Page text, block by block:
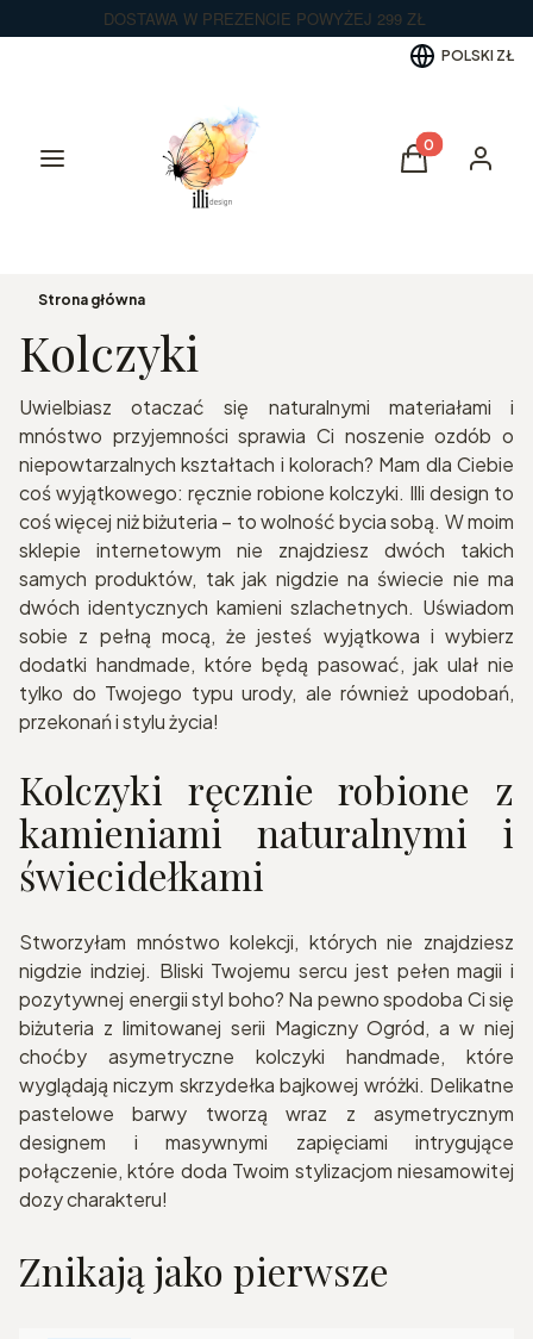
DOSTAWA W PREZENCIE POWYŻEJ 299 ZŁ
POLSKI ZŁ
Menu Produkty w
Koszyk
Strona główna
Kolczyki
Uwielbiasz otaczać się naturalnymi materiałami i
mnóstwo przyjemności sprawia Ci noszenie ozdób o
niepowtarzalnych kształtach i kolorach? Mam dla Ciebie
coś wyjątkowego: ręcznie robione kolczyki. Illi design to
coś więcej niż biżuteria – to wolność bycia sobą. W moim
sklepie internetowym nie znajdziesz dwóch takich
samych produktów, tak jak nigdzie na świecie nie ma
dwóch identycznych kamieni szlachetnych. Uświadom
sobie z pełną mocą, że jesteś wyjątkowa i wybierz
dodatki handmade, które będą pasować, jak ulał nie
tylko do Twojego typu urody, ale również upodobań,
przekonań i stylu życia!
Kolczyki ręcznie robione z
kamieniami naturalnymi i
świecidełkami
Stworzyłam mnóstwo kolekcji, których nie znajdziesz
nigdzie indziej. Bliski Twojemu sercu jest pełen magii i
pozytywnej energii styl boho? Na pewno spodoba Ci się
biżuteria z limitowanej serii Magiczny Ogród, a w niej
choćby asymetryczne kolczyki handmade, które
wyglądają niczym skrzydełka bajkowej wróżki. Delikatne
pastelowe barwy tworzą wraz z asymetrycznym
designem i masywnymi zapięciami intrygujące
połączenie, które doda Twoim stylizacjom niesamowitej
dozy charakteru!
Znikają jako pierwsze